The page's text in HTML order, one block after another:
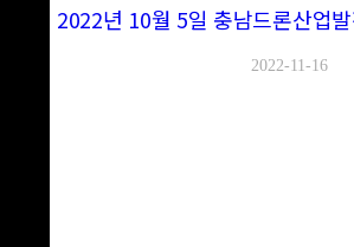
2022년 10월 5일 충남드론산업
2022-11-16